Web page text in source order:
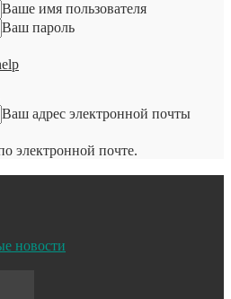
Ваше имя пользователя
Ваш пароль
Ваш адрес электронной почты
электронной почте.
новости